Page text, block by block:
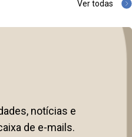
Ver todas
notícias e
de e-mails.